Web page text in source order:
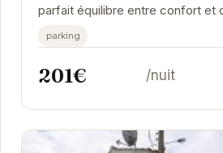
parfait équilibre entre confort et
à proximité des plages et des
parking
201€ /nuit